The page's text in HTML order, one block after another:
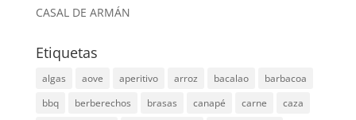
CASAL DE ARMÁN
Etiquetas
algas aove aperitivo arroz bacalao
barbacoa
bbq
berberechos brasas canapé carne
caza